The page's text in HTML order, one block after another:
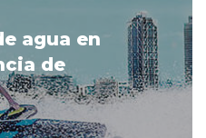
agua en
de